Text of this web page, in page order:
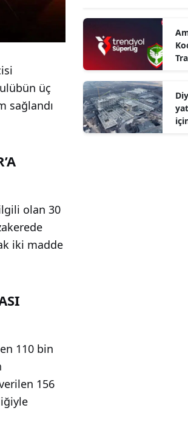
üç
sağlandı
olan 30
iki madde
110 bin
156